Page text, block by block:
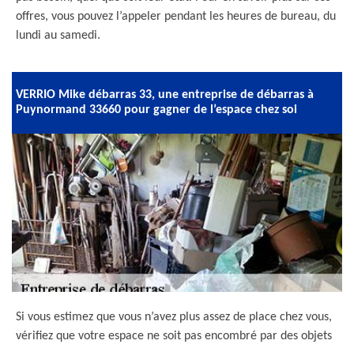
offres, vous pouvez l’appeler pendant les heures de bureau, du
lundi au samedi.
VERRIO Mike débarras 33, une entreprise de débarras à
Puynormand 33660 pour gagner de l’espace chez soi
Si vous estimez que vous n’avez plus assez de place chez vous,
vérifiez que votre espace ne soit pas encombré par des objets